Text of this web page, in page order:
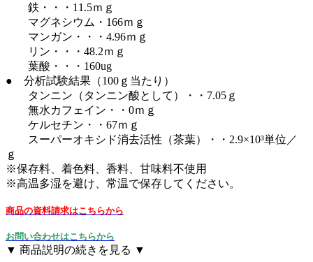
鉄・・・11.5ｍｇ
マグネシウム・166ｍｇ
マンガン・・・4.96ｍｇ
リン・・・48.2ｍｇ
葉酸・・・160ug
● 分析試験結果（100ｇ当たり）
タンニン（タンニン酸として）・・7.05ｇ
無水カフェイン・・0ｍｇ
ケルセチン・・67ｍｇ
スーパーオキシド消去活性（茶葉）・・2.9×10³単位／
ｇ
※保存料、着色料、香料、甘味料不使用
※高温多湿を避け、常温で保存してください。
商品の資料請求はこちらから
お問い合わせはこちらから
▼ 商品説明の続きを見る ▼